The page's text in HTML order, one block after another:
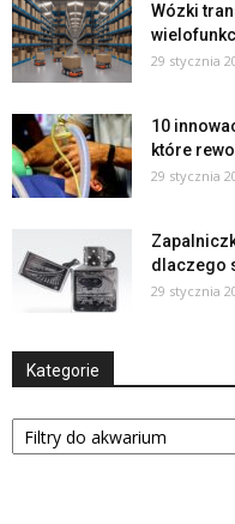
Wózki
29 stycznia
10
które
29 stycznia
dlaczego
29 stycznia
Kategorie
Kategorie